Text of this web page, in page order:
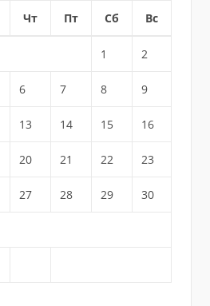
Чт Пт Сб Вс
1 2
6 7 8 9
13 14 15 16
20 21 22 23
27 28 29 30